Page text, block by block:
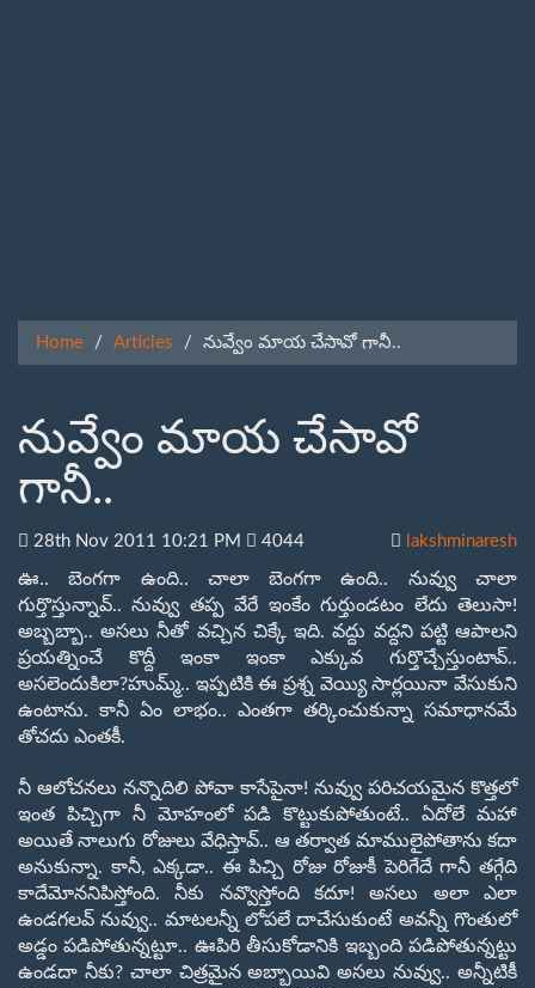
Home Articles నువ్వేం మాయ చేసావో గానీ..
నువ్వేం మాయ చేసావో
గానీ..
28th Nov 2011 10:21 PM 4044 lakshminaresh
ఊ..
బెంగగా ఉంది.. చాలా బెంగగా ఉంది.. నువ్వు చాలా
గుర్తొస్తున్నావ్.. నువ్వు తప్ప వేరే ఇంకేం గుర్తుండటం లేదు తెలుసా!
అబ్బబ్బా.. అసలు నీతో వచ్చిన చిక్కే ఇది. వద్దు వద్దని పట్టి ఆపాలని
ప్రయత్నించే కొద్దీ ఇంకా ఇంకా
ఎక్కువ గుర్తొచ్చేస్తుంటావ్..
అసలెందుకిలా?హుమ్మ్.. ఇప్పటికి ఈ ప్రశ్న వెయ్యి సార్లయినా వేసుకుని
ఉంటాను. కానీ ఏం లాభం.. ఎంతగా తర్కించుకున్నా
సమాధానమే
తోచదు ఎంతకీ.
నీ ఆలోచనలు నన్నొదిలి పోవా కాసేపైనా! నువ్వు పరిచయమైన కొత్తలో
ఇంత
పిచ్చిగా నీ మోహంలో పడి కొట్టుకుపోతుంటే.. ఏదోలే మహా
అయితే నాలుగు రోజులు వేధిస్తావ్.. ఆ తర్వాత మాములైపోతాను కదా
అనుకున్నా. కానీ,ఎక్కడా.. ఈ పిచ్చి రోజు రోజుకీ పెరిగేదే గానీ తగ్గేది
కాదేమోననిపిస్తోంది. నీకు
నవ్వొస్తోంది కదూ! అసలు అలా ఎలా
ఉండగలవ్ నువ్వు.. మాటలన్నీ లోపలే దాచేసుకుంటే అవన్నీ గొంతులో
అడ్డం పడిపోతున్నట్టూ.. ఊపిరి తీసుకోడానికి ఇబ్బంది పడిపోతున్నట్టు
ఉండదా నీకు? చాలా చిత్రమైన అబ్బాయివి అసలు నువ్వు.. అన్నీటికీ